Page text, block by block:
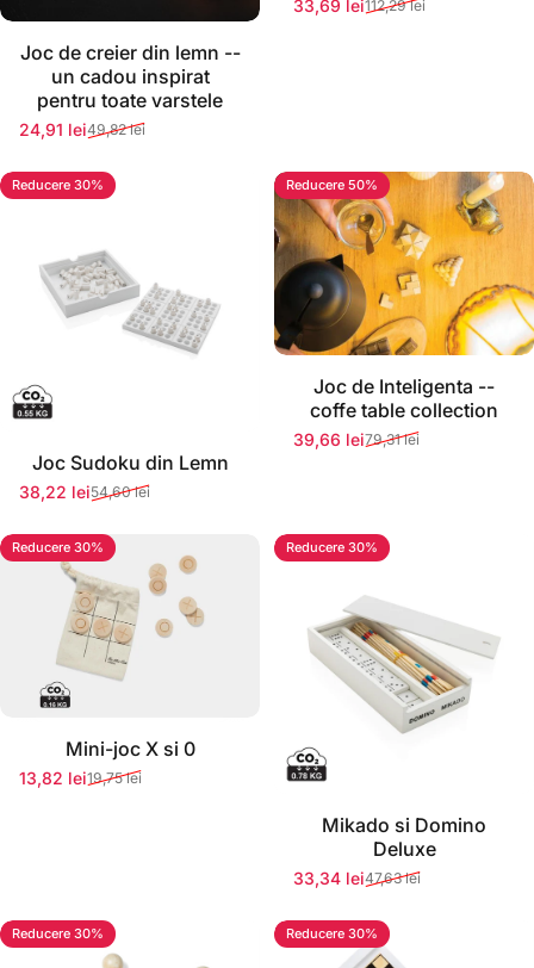
Stoc momentan epuizat
Joc de creier din lemn --
un cadou inspirat
pentru toate varstele
Preț redus
24,91 lei
Preț normal
49,82 lei
Preț redus
33,69 lei
Preț normal112,29 lei
Reducere 30%
Stoc momentan epuizat
Joc Sudoku din Lemn
Preț redus
38,22 lei
Preț normal54,60 lei
Reducere 50%
Stoc momentan epuizat
Joc de Inteligenta --
coffe table collection
Preț redus
39,66 lei
Preț normal79,31 lei
Reducere 30%
Stoc momentan epuizat
Mini-joc X si 0
Preț redus
13,82 lei
Preț normal
19,75 lei
Reducere 30%
Stoc momentan epuizat
Mikado si Domino
Deluxe
Preț redus
33,34 lei
Preț normal47,63 lei
Reducere 30% Reducere 30%